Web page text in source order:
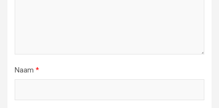
Naam *